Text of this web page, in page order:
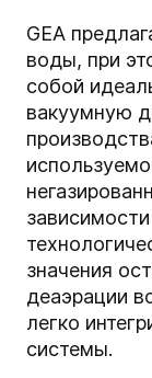
GEA
воды, при
собой
вакуумную
значения
деаэрации
легко
системы.